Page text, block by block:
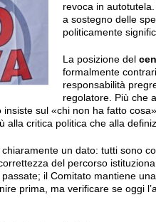
revoca in
a sostegno delle
politicamente
La posizione del
formalmente
responsabilità
regolatore. Più che
insiste sul «chi non ha fatto
alla critica politica che alla
un dato: tutti sono
del percorso
il Comitato mantiene
prima, ma verificare se oggi